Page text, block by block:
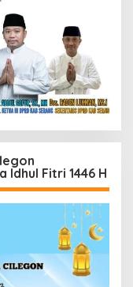
Idhul Fitri 1446 H